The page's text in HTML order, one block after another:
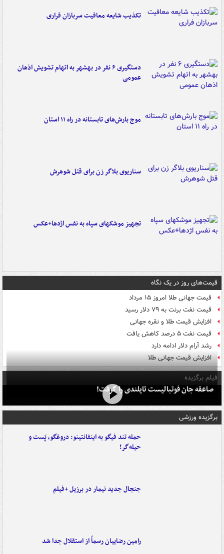
تکذیب شایعه معافیت سربازان فراری
دستگیری ۶ نفر در بهشهر به اتهام تشویش اذهان
عمومی
موج بارش‌های تابستانه در راه ۱۱ استان
سناریوی بلاگر زن برای قتل شوهرش
تجهیز موشکهای سپاه به نفس اژدها+عکس
قیمت‌های روز در یک نگاه
قیمت جهانی طلا امروز ۱۵ مرداد
قیمت نفت برنت به ۷۹ دلار رسید
افزایش قیمت طلا و نقره جهانی
قیمت نفت ۵ درصد کاهش یافت
رشد آرام دلار ادامه دارد
افزایش قیمت جهانی طلا
فیلم برگزیده
صاعقه جان فوتبالیست تایلندی را گرفت!
برگزیده ورزشی
حمله تند فیگو به اینفانتینو: دروغگو، پَست‌ و
حیله‌گر!
جنجال جدید نیمار در برزیل +فیلم
رامین رضاییان رسماً از استقلال جدا شد